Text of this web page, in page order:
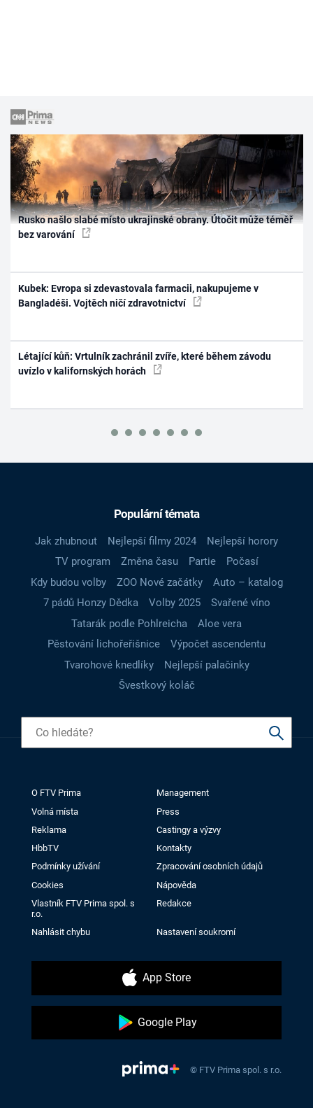
Rusko našlo slabé místo ukrajinské obrany. Útočit může téměř
bez varování
Kubek: Evropa si zdevastovala farmacii, nakupujeme v
Bangladéši. Vojtěch ničí zdravotnictví
Létající kůň: Vrtulník zachránil zvíře, které během závodu
uvízlo v kalifornských horách
Populární témata
Jak zhubnout Nejlepší filmy 2024
Nejlepší horory
TV program
Změna času Partie
Počasí
Kdy budou volby
ZOO Nové začátky
Auto – katalog
7 pádů Honzy Dědka
Volby 2025
Svařené víno
Tatarák podle Pohlreicha
Aloe vera
Pěstování lichořeřišnice
Výpočet ascendentu
Tvarohové knedlíky
Nejlepší palačinky
Švestkový koláč
O FTV Prima
Management
Volná místa
Press
Reklama
Castingy a výzvy
HbbTV
Kontakty
Podmínky užívání
Zpracování osobních údajů
Cookies
Nápověda
Vlastník FTV Prima spol. s
r.o.
Redakce
Nahlásit chybu Nastavení soukromí
App Store
Google Play
© FTV Prima spol. s r.o.